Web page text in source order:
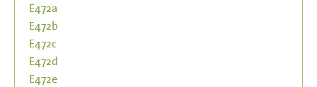
E472a
E472b
E472c
E472d
E472e